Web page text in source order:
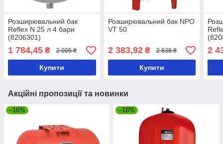
Розширювальний бак
Reflex N 25 л 4 бари
(8206301)
1 784,45 ₴ 2 005 ₴
Купити
Розширювальний бак NPO
VT 50
2 383,92₴ 2 838 ₴
Купити
2
Акційні пропозиції та новинки
–16% –16%